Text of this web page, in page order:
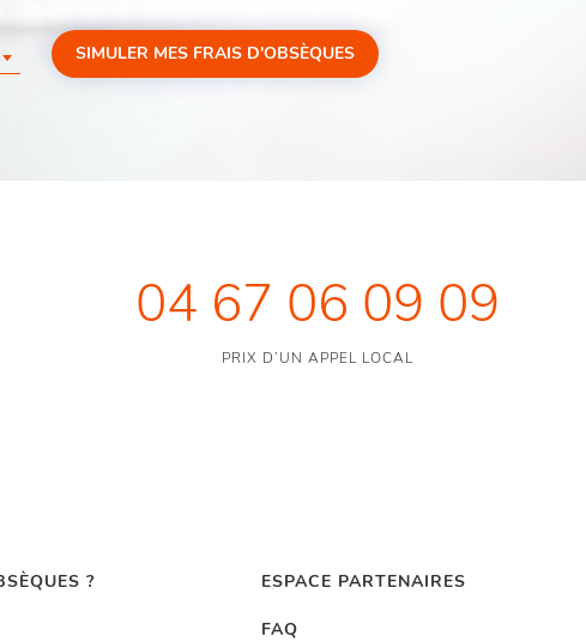
SIMULER MES FRAIS D'OBSÈQUES
04 67 06 09 09
PRIX D’UN APPEL LOCAL
? ESPACE PARTENAIRES
FAQ